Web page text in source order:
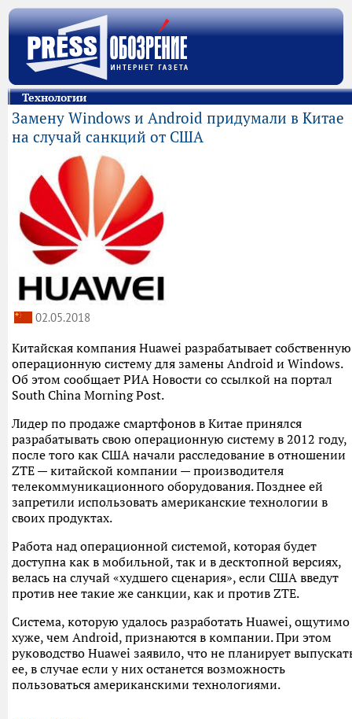
Технологии
Замену Windows и Android придумали в Китае
на случай санкций от США
02.05.2018
Китайская компания Huawei разрабатывает собственную
операционную систему для замены Android и Windows.
Об этом сообщает РИА Новости со ссылкой на портал
South China Morning Post.
Лидер по продаже смартфонов в Китае принялся
разрабатывать свою операционную систему в 2012 году,
после того как США начали расследование в отношении
ZTE — китайской компании — производителя
телекоммуникационного оборудования. Позднее ей
запретили использовать американские технологии в
своих продуктах.
Работа над операционной системой, которая будет
доступна как в мобильной, так и в десктопной версиях,
велась на случай «худшего сценария», если США введут
против нее такие же санкции, как и против ZTE.
Система, которую удалось разработать Huawei, ощутимо
хуже, чем Android, признаются в компании. При этом
руководство Huawei заявило, что не планирует
ее, в случае если у них останется возможность
пользоваться американскими технологиями.